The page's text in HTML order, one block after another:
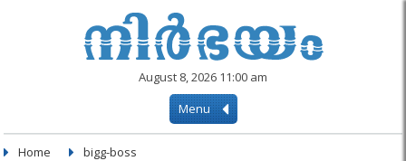
August 8, 2026 11:00 am
Menu
Home bigg-boss